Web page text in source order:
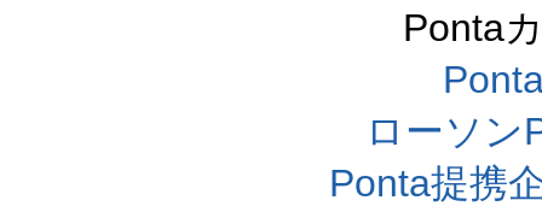
Ponta
ローソン
Ponta提携